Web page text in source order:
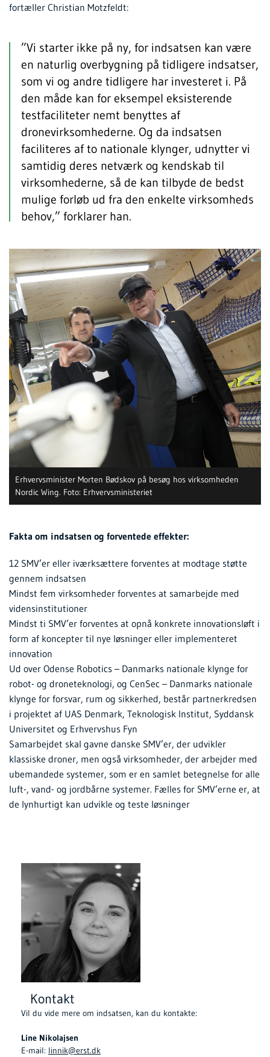
fortæller Christian Motzfeldt:
”Vi starter ikke på ny, for indsatsen kan være
en naturlig overbygning på tidligere indsatser,
som vi og andre tidligere har investeret i. På
den måde kan for eksempel eksisterende
testfaciliteter nemt benyttes af
dronevirksomhederne. Og da indsatsen
faciliteres af to nationale klynger, udnytter vi
samtidig deres netværk og kendskab til
virksomhederne, så de kan tilbyde de bedst
mulige forløb ud fra den enkelte virksomheds
behov,” forklarer han.
Erhvervsminister Morten Bødskov på besøg hos virksomheden
Nordic Wing. Foto: Erhvervsministeriet
Fakta om indsatsen og forventede effekter:
12 SMV’er eller iværksættere forventes at modtage støtte
gennem indsatsen
Mindst fem virksomheder forventes at samarbejde med
vidensinstitutioner
Mindst ti SMV’er forventes at opnå konkrete innovationsløft i
form af koncepter til nye løsninger eller implementeret
innovation
Ud over Odense Robotics – Danmarks nationale klynge for
robot- og droneteknologi, og CenSec – Danmarks nationale
klynge for forsvar, rum og sikkerhed, består partnerkredsen
i projektet af UAS Denmark, Teknologisk Institut, Syddansk
Universitet og Erhvervshus Fyn
Samarbejdet skal gavne danske SMV’er, der udvikler
klassiske droner, men også virksomheder, der arbejder med
ubemandede systemer, som er en samlet betegnelse for alle
luft-, vand- og jordbårne systemer. Fælles for SMV’erne er, at
de lynhurtigt kan udvikle og teste løsninger
Kontakt
Vil du vide mere om indsatsen, kan du kontakte:
Line Nikolajsen
E-mail: linnik@erst.dk